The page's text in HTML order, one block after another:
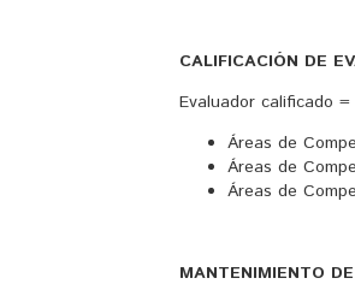
CALIFICACIÓN DE
Evaluador calificado
Áreas de
Áreas de
Áreas de
MANTENIMIENTO